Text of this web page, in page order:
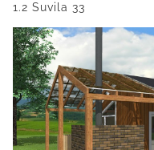
1.2 Suvila 33